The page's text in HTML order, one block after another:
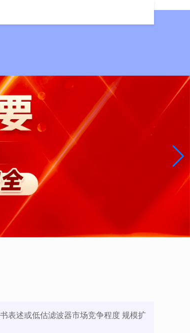
表述或低估滤波器市场竞争程度 规模扩